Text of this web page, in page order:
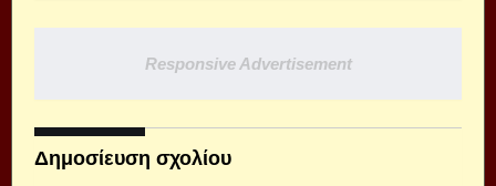
Responsive Advertisement
Δημοσίευση σχολίου